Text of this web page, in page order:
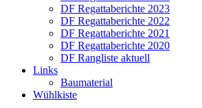
DF Regattaberichte 2023
DF Regattaberichte 2022
DF Regattaberichte 2021
DF Regattaberichte 2020
DF Rangliste aktuell
Links
Baumaterial
Wühlkiste